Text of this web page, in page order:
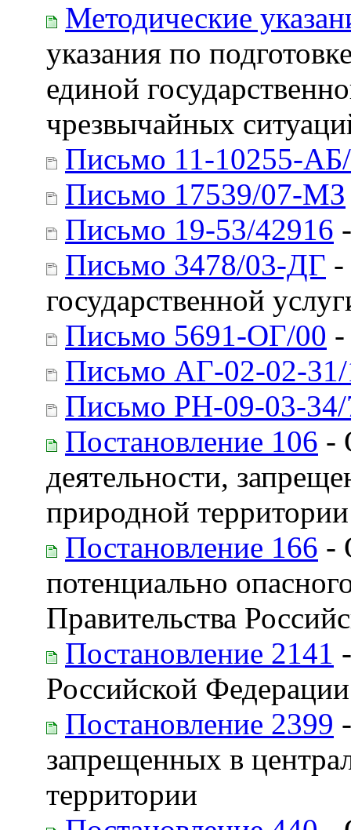
Методические
указания по
единой
чрезвычайных
Письмо 11-10255-
Письмо 17539/07-МЗ
Письмо 19-53/42916
Письмо 3478/03-ДГ -
государственной
Письмо 5691-ОГ/00 -
Письмо АГ-02-02-31/
Письмо РН-09-03-34/
Постановление 106 -
деятельности,
природной территории
Постановление 166 -
потенциально
Правительства
Постановление 2141
Российской
Постановление 2399
запрещенных в
территории